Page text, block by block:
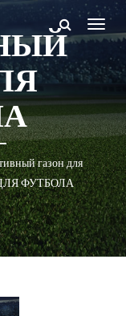
газон для
ФУТБОЛА